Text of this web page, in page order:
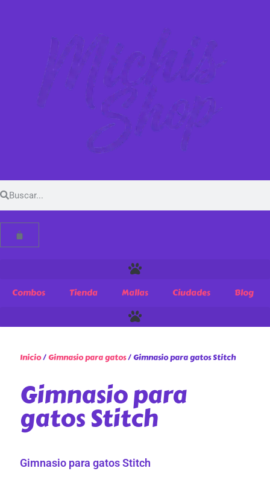
Combos Tienda Mallas Ciudades Blog
Inicio/Gimnasio para gatos/ Gimnasio para gatos Stitch
Gimnasio para
gatos Stitch
Gimnasio para gatos Stitch